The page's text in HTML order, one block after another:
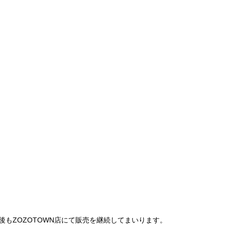
ZOZOTOWN店にて販売を継続してまいります。